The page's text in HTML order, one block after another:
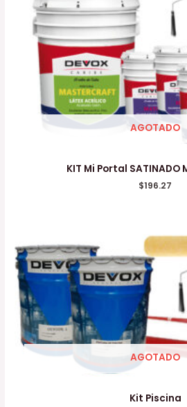
AGOTADO
KIT Mi Portal
$196.27
AGOTADO
Kit Piscina